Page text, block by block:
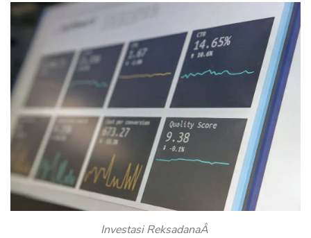
Investasi ReksadanaÂ